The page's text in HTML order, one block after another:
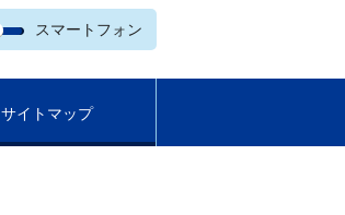
スマートフォン
サイトマップ